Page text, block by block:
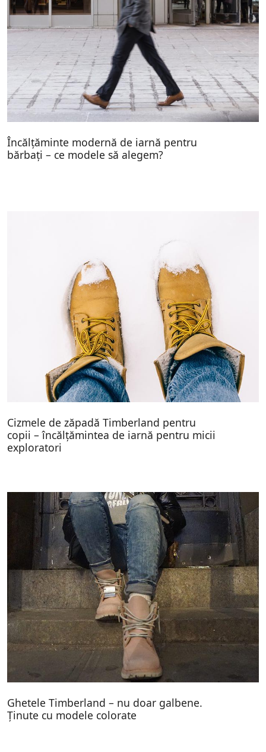
Încălțăminte modernă de iarnă pentru
bărbați – ce modele să alegem?
Cizmele de zăpadă Timberland pentru
copii – încălțămintea de iarnă pentru micii
exploratori
Ghetele Timberland – nu doar galbene.
Ținute cu modele colorate